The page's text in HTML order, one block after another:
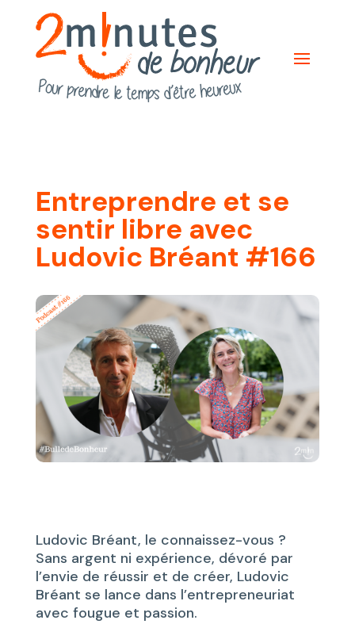
Entreprendre et se
sentir libre avec
Ludovic Bréant #166
Ludovic Bréant, le connaissez-vous ?
Sans argent ni expérience, dévoré par
l’envie de réussir et de créer, Ludovic
Bréant se lance dans l’entrepreneuriat
avec fougue et passion.